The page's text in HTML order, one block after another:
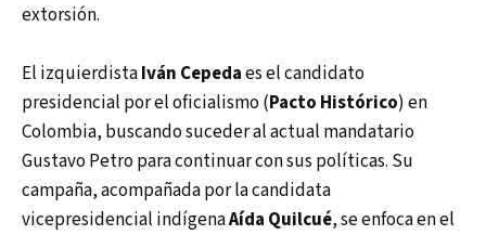
extorsión.
El izquierdistaIván Cepedaes el candidato
presidencial por el oficialismo (Pacto Histórico) en
Colombia, buscando suceder al actual mandatario
Gustavo Petro para continuar con sus políticas. Su
campaña, acompañada por la candidata
vicepresidencial indígenaAída Quilcué, se enfoca en el